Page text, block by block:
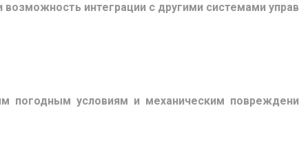
интеграции с другими системами
погодным условиям и механическим